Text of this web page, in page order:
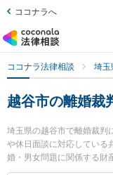
ココナラへ
ココナラ法律相談 埼玉
越谷市の離婚裁
埼玉県の越谷市で離婚裁判
や休日面談に対応している
婚・男女問題に関係する財
検索もでき便利です。特に